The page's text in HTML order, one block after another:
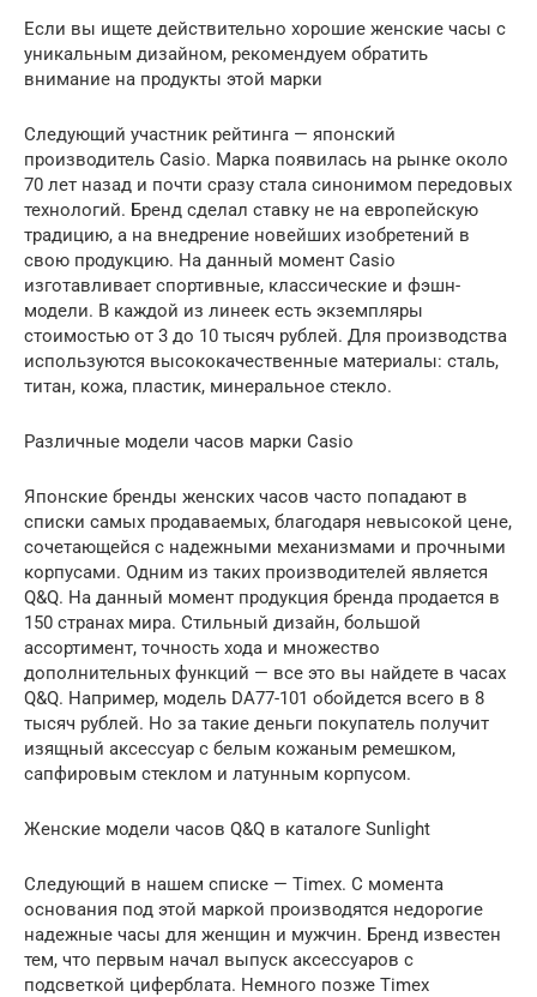
Если вы ищете действительно хорошие женские часы с
уникальным дизайном, рекомендуем обратить
внимание на продукты этой марки
Следующий участник рейтинга — японский
производитель Casio. Марка появилась на рынке около
70 лет назад и почти сразу стала синонимом передовых
технологий. Бренд сделал ставку не на европейскую
традицию, а на внедрение новейших изобретений в
свою продукцию. На данный момент Casio
изготавливает спортивные, классические и фэшн-
модели. В каждой из линеек есть экземпляры
стоимостью от 3 до 10 тысяч рублей. Для производства
используются высококачественные материалы: сталь,
титан, кожа, пластик, минеральное стекло.
Различные модели часов марки Casio
Японские бренды женских часов часто попадают в
списки самых продаваемых, благодаря невысокой цене,
сочетающейся с надежными механизмами и прочными
корпусами. Одним из таких производителей является
Q&Q. На данный момент продукция бренда продается в
150 странах мира. Стильный дизайн, большой
ассортимент, точность хода и множество
дополнительных функций — все это вы найдете в часах
Q&Q. Например, модель DA77-101 обойдется всего в 8
тысяч рублей. Но за такие деньги покупатель получит
изящный аксессуар с белым кожаным ремешком,
сапфировым стеклом и латунным корпусом.
Женские модели часов Q&Q в каталоге Sunlight
Следующий в нашем списке — Timex. С момента
основания под этой маркой производятся недорогие
надежные часы для женщин и мужчин. Бренд известен
тем, что первым начал выпуск аксессуаров с
подсветкой циферблата. Немного позже Timex